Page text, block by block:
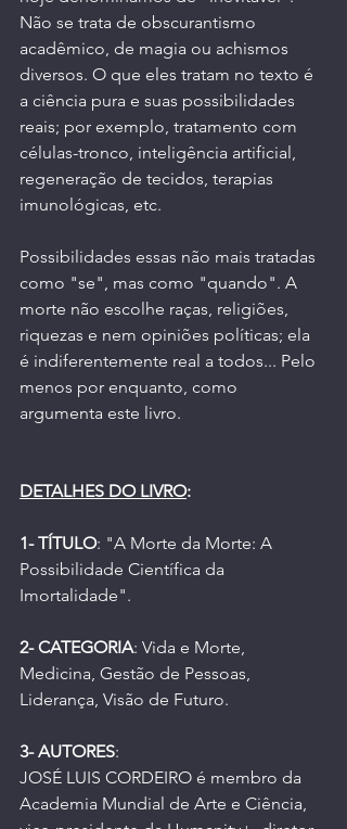
Não se trata de obscurantismo
acadêmico, de magia ou achismos
diversos. O que eles tratam no texto é
a ciência pura e suas possibilidades
reais; por exemplo, tratamento com
células-tronco, inteligência artificial,
regeneração de tecidos, terapias
imunológicas, etc.
Possibilidades essas não mais tratadas
como "se", mas como "quando". A
morte não escolhe raças, religiões,
riquezas e nem opiniões políticas; ela
é indiferentemente real a todos... Pelo
menos por enquanto, como
argumenta este livro.
DETALHES DO LIVRO:
1- TÍTULO: "A Morte da Morte: A
Possibilidade Científica da
Imortalidade".
2- CATEGORIA: Vida e Morte,
Medicina, Gestão de Pessoas,
Liderança, Visão de Futuro.
3- AUTORES:
JOSÉ LUIS CORDEIRO é membro da
Academia Mundial de Arte e Ciência,